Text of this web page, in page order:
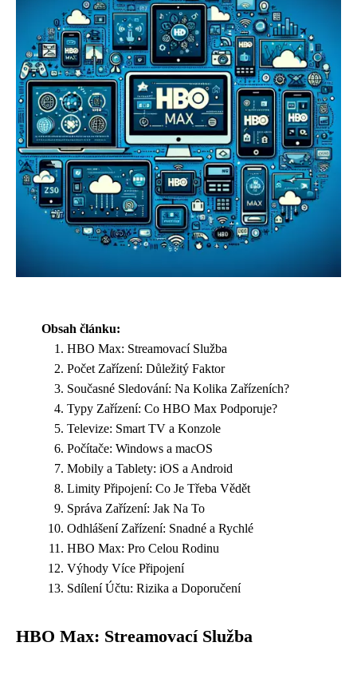
Obsah článku:
HBO Max: Streamovací Služba
Počet Zařízení: Důležitý Faktor
Současné Sledování: Na Kolika Zařízeních?
Typy Zařízení: Co HBO Max Podporuje?
Televize: Smart TV a Konzole
Počítače: Windows a macOS
Mobily a Tablety: iOS a Android
Limity Připojení: Co Je Třeba Vědět
Správa Zařízení: Jak Na To
Odhlášení Zařízení: Snadné a Rychlé
HBO Max: Pro Celou Rodinu
Výhody Více Připojení
Sdílení Účtu: Rizika a Doporučení
HBO Max: Streamovací Služba